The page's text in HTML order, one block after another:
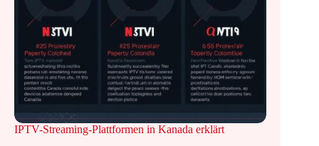
IPTV-Streaming-Plattformen in Kanada erklärt